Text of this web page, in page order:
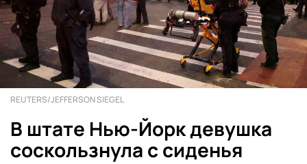
REUTERS/JEFFERSON SIEGEL
В штате Нью-Йорк девушка
соскользнула с сиденья